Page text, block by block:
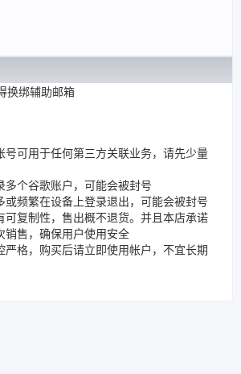
换绑辅助邮箱
号可用于任何第三方关联业务，请先少量
多个谷歌账户，可能会被封号
或频繁在设备上登录退出，可能会被封号
可复制性，售出概不退货。并且本店承诺
销售，确保用户使用安全
严格，购买后请立即使用帐户，不宜长期